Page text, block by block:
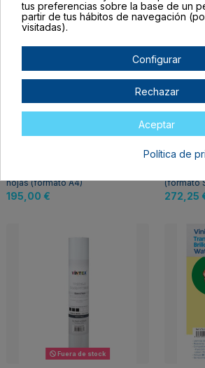
hojas (formato A4)
195,00 €
Vinilo
(formato
272,25
Fuera de stock
tus preferencias sobre la base de un
partir de tus hábitos de navegación
visitadas).
Configurar
Rechazar
Aceptar
Política de